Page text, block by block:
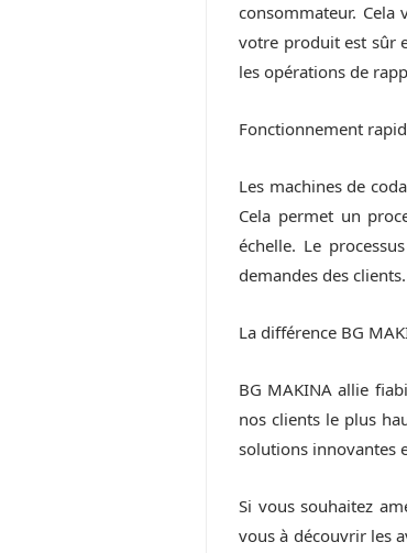
consommateur.
votre produit est sûr
les opérations de
Fonctionnement
Les machines de
Cela permet un
échelle. Le
demandes des clients.
La différence BG
BG MAKINA allie
nos clients le plus
solutions innovantes
Si vous souhaitez
vous à découvrir les